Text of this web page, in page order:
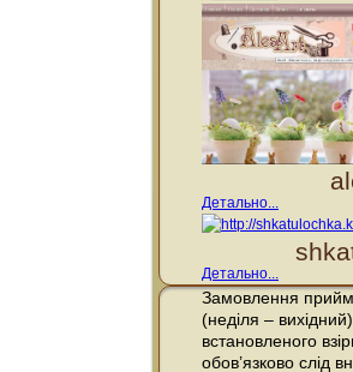
Детально...
Детально...
Замовлення
(неділя – вихідний)
встановленого
обов’язково слід